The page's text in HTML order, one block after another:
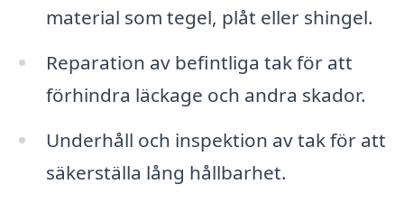
material som tegel, plåt eller shingel.
Reparation av befintliga tak för att
förhindra läckage och andra skador.
Underhåll och inspektion av tak för att
säkerställa lång hållbarhet.